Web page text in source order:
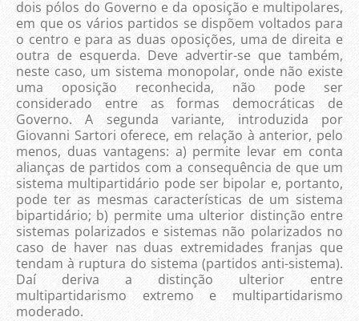
dois pólos do Governo e da oposição e multipolares,
em que os vários partidos se dispõem voltados para
o centro e para as duas oposições, uma de direita e
outra de esquerda. Deve advertir-se que também,
neste caso, um sistema monopolar, onde não existe
uma oposição reconhecida, não pode ser
considerado entre as formas democráticas de
Governo. A segunda variante, introduzida por
Giovanni Sartori oferece, em relação à anterior, pelo
menos, duas vantagens: a) permite levar em conta
alianças de partidos com a consequência de que um
sistema multipartidário pode ser bipolar e, portanto,
pode ter as mesmas características de um sistema
bipartidário; b) permite uma ulterior distinção entre
sistemas polarizados e sistemas não polarizados no
caso de haver nas duas extremidades franjas que
tendam à ruptura do sistema (partidos anti-sistema).
Daí deriva a distinção ulterior entre
multipartidarismo extremo e multipartidarismo
moderado.